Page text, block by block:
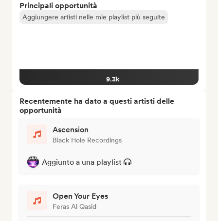
Principali opportunità
Aggiungere artisti nelle mie playlist più seguite
9.3k
Recentemente ha dato a questi artisti delle
opportunità
Ascension
Black Hole Recordings
Aggiunto a una playlist
Open Your Eyes
Feras Al Qasid